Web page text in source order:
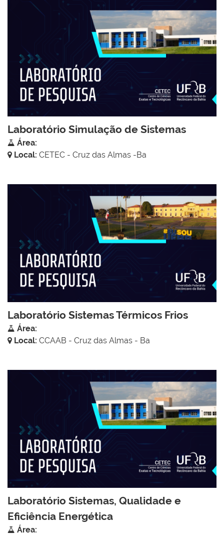
Laboratório Simulação de Sistemas
Área:
Local: CETEC - Cruz das Almas -Ba
Laboratório Sistemas Térmicos Frios
Área:
Local: CCAAB - Cruz das Almas - Ba
Laboratório Sistemas, Qualidade e
Eficiência Energética
Área: